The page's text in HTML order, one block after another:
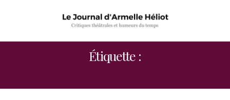
Étiquette :